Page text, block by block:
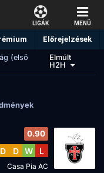
LIGÁK MENÜ
Előrejelzések
(első
Elmúlt
H2H
0.90
D D W L
Casa Pia AC